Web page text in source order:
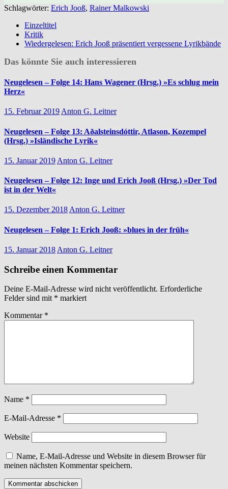
Schlagwörter: Erich Jooß, Rainer Malkowski
Einzeltitel
Kritik
Wiedergelesen: Erich Jooß präsentiert vergessene Lyrikbände
Das könnte Sie auch interessieren
Neugelesen – Folge 14: Hans Wagener (Hrsg.) »Es schlug mein
Herz«
15. Februar 2019 Anton G. Leitner
Neugelesen – Folge 13: Aðalsteinsdóttir, Atlason, Kozempel
(Hrsg.) »Isländische Lyrik«
15. Januar 2019 Anton G. Leitner
Neugelesen – Folge 12: Inge und Erich Jooß (Hrsg.) »Der Tod
ist in der Welt«
15. Dezember 2018Anton G. Leitner
Neugelesen – Folge 1: Erich Jooß: »blues in der früh«
15. Januar 2018 Anton G. Leitner
Schreibe einen Kommentar
Deine E-Mail-Adresse wird nicht veröffentlicht. Erforderliche
Felder sind mit * markiert
Kommentar *
Name *
E-Mail-Adresse *
Website
Name, E-Mail-Adresse und Website in diesem Browser für
meinen nächsten Kommentar speichern.